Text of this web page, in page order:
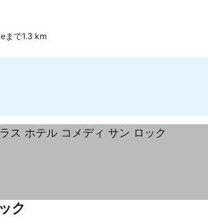
まで1.3 km
ク